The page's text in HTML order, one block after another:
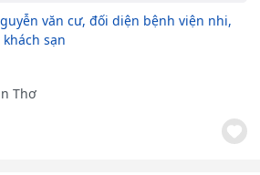
văn cư, đối diện bệnh viện nhi,
sạn
Thơ